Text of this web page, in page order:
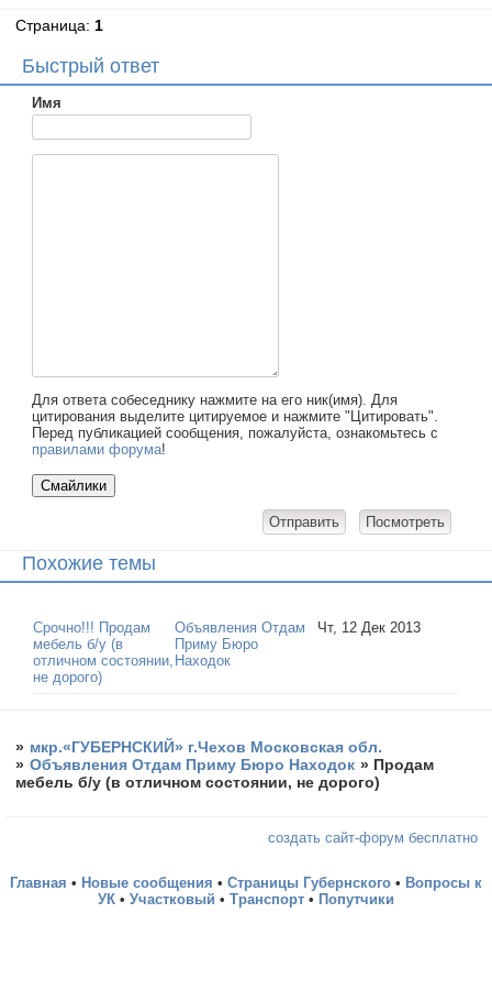
Страница: 1
Быстрый ответ
Имя
Для ответа собеседнику нажмите на его ник(имя). Для
цитирования выделите цитируемое и нажмите "Цитировать".
Перед публикацией сообщения, пожалуйста, ознакомьтесь с
правилами форума!
Похожие темы
Срочно!!! Продам
мебель б/у (в
отличном состоянии,
не дорого)
Объявления Отдам
Приму Бюро
Находок
Чт, 12 Дек 2013
» мкр.«ГУБЕРНСКИЙ» г.Чехов Московская обл.
» Объявления Отдам Приму Бюро Находок » Продам
мебель б/у (в отличном состоянии, не дорого)
создать сайт-форум бесплатно
Главная • Новые сообщения • Страницы Губернского • Вопросы к
УК • Участковый • Транспорт • Попутчики